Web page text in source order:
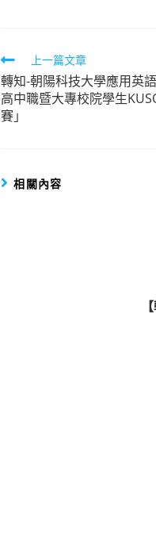
Read
more
articles
上一篇文章
轉知-朝陽科技大學應用英
高中職暨大專校院學生
賽」
相關內容